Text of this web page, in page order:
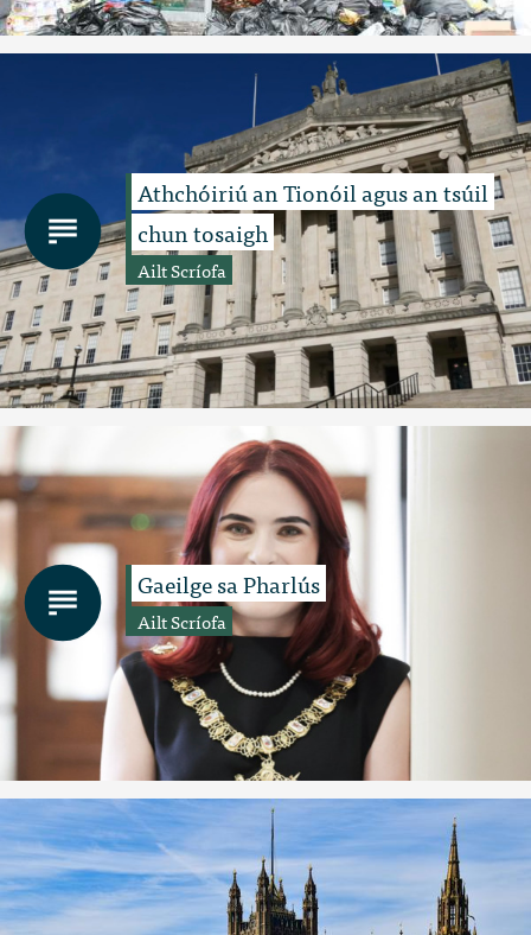
Athchóiriú an Tionóil agus an tsúil
chun tosaigh
Ailt Scríofa
Gaeilge sa Pharlús
Ailt Scríofa